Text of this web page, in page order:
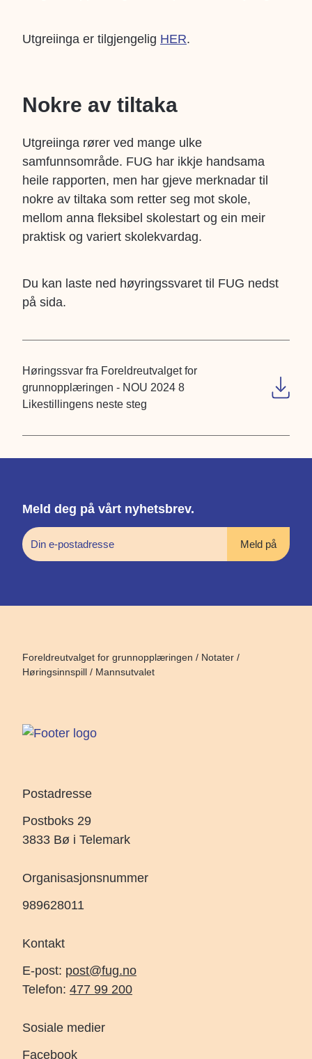
Utgreiinga er tilgjengelig HER.
Nokre av tiltaka
Utgreiinga rører ved mange ulke
samfunnsområde. FUG har ikkje handsama
heile rapporten, men har gjeve merknadar til
nokre av tiltaka som retter seg mot skole,
mellom anna fleksibel skolestart og ein meir
praktisk og variert skolekvardag.
Du kan laste ned høyringssvaret til FUG nedst
på sida.
Høringssvar fra Foreldreutvalget for
grunnopplæringen - NOU 2024 8
Likestillingens neste steg
Meld deg på vårt nyhetsbrev.
Foreldreutvalget for grunnopplæringen / Notater /
Høringsinnspill / Mannsutvalet
Postadresse
Postboks 29
3833 Bø i Telemark
Organisasjonsnummer
989628011
Kontakt
E-post: post@fug.no
Telefon: 477 99 200
Sosiale medier
Facebook